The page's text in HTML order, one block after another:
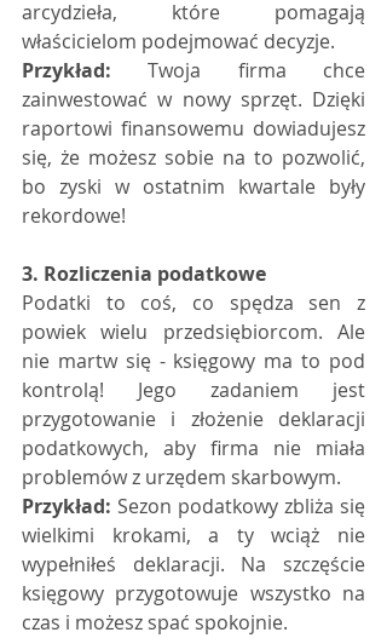
arcydzieła, które pomagają
właścicielom podejmować decyzje.
Przykład: Twoja firma chce
zainwestować w nowy sprzęt. Dzięki
raportowi finansowemu dowiadujesz
się, że możesz sobie na to pozwolić,
bo zyski w ostatnim kwartale były
rekordowe!
3. Rozliczenia podatkowe
Podatki to coś, co spędza sen z
powiek wielu przedsiębiorcom. Ale
nie martw się - księgowy ma to pod
kontrolą! Jego zadaniem jest
przygotowanie i złożenie deklaracji
podatkowych, aby firma nie miała
problemów z urzędem skarbowym.
Przykład: Sezon podatkowy zbliża się
wielkimi krokami, a ty wciąż nie
wypełniłeś deklaracji. Na szczęście
księgowy przygotowuje wszystko na
czas i możesz spać spokojnie.